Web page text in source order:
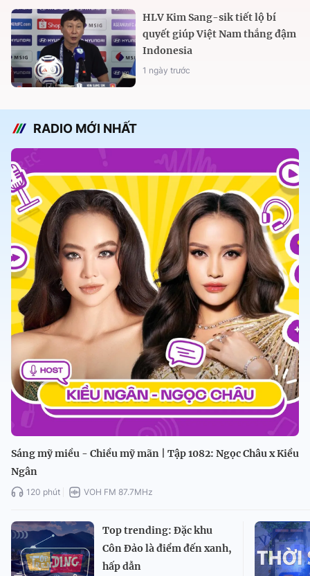
HLV Kim Sang-sik tiết lộ bí
quyết giúp Việt Nam thắng đậm
Indonesia
1 ngày trước
RADIO MỚI NHẤT
Sáng mỹ miều - Chiều mỹ mãn | Tập 1082: Ngọc Châu x Kiều
Ngân
120 phút VOH FM 87.7MHz
Top trending: Đặc khu
Côn Đảo là điểm đến xanh,
hấp dẫn